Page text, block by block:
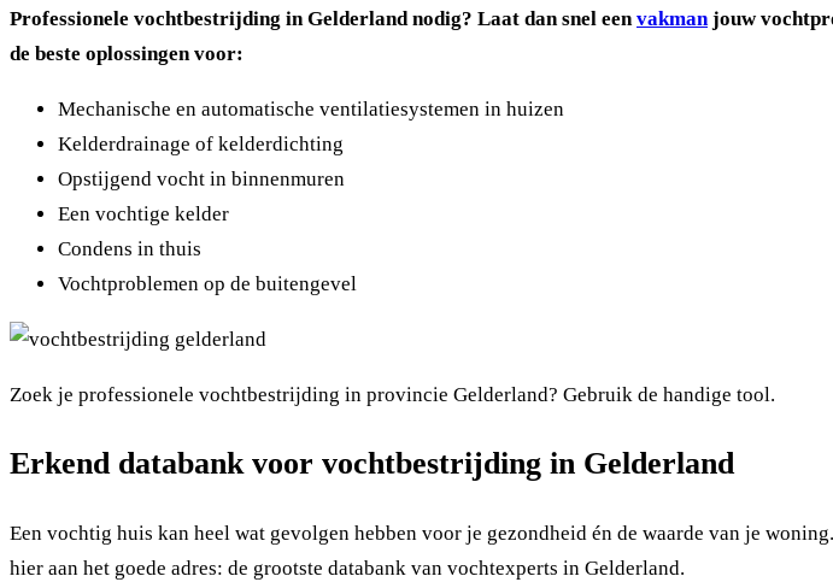
Professionele vochtbestrijding in Gelderland nodig? Laat dan snel eenvakmanjouw
de beste oplossingen voor:
Mechanische en automatische ventilatiesystemen in huizen
Kelderdrainage of kelderdichting
Opstijgend vocht in binnenmuren
Een vochtige kelder
Condens in thuis
Vochtproblemen op de buitengevel
Zoek je professionele vochtbestrijding in provincie Gelderland? Gebruik de handige tool.
Erkend databank voor vochtbestrijding in Gelderland
Een vochtig huis kan heel wat gevolgen hebben voor je gezondheid én de waarde van je
hier aan het goede adres: de grootste databank van vochtexperts in Gelderland.